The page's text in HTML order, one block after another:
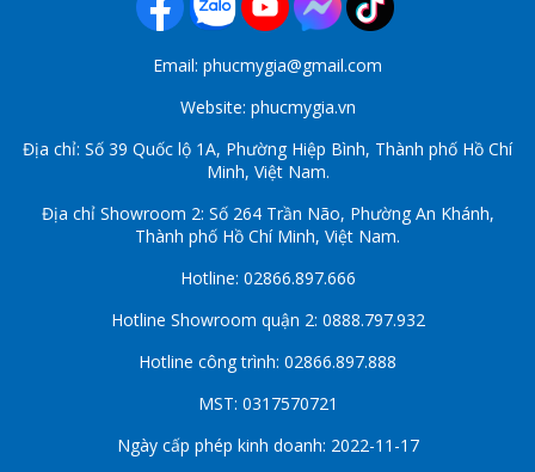
Email: phucmygia@gmail.com
Website: phucmygia.vn
Địa chỉ: Số 39 Quốc lộ 1A, Phường Hiệp Bình, Thành phố Hồ Chí
Minh, Việt Nam.
Địa chỉ Showroom 2: Số 264 Trần Não, Phường An Khánh,
Thành phố Hồ Chí Minh, Việt Nam.
Hotline: 02866.897.666
Hotline Showroom quận 2: 0888.797.932
Hotline công trình: 02866.897.888
MST: 0317570721
Ngày cấp phép kinh doanh: 2022-11-17